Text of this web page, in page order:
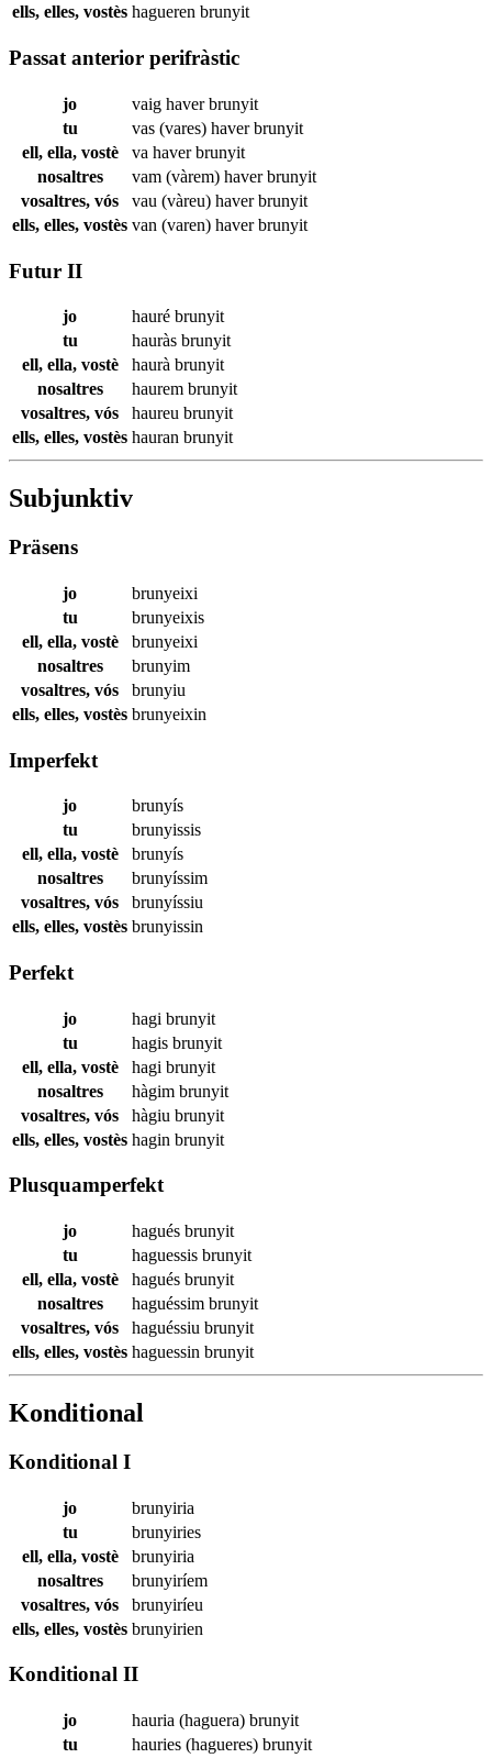
ells, elles, vostès hagueren brunyit
Passat anterior perifràstic
jo vaig haverbrunyit
tu
vas (vares) haverbrunyit
ell, ella, vostè
va haverbrunyit
nosaltres
vam (vàrem) haverbrunyit
vosaltres, vós
vau (vàreu) haverbrunyit
ells, elles, vostès van (varen) haverbrunyit
Futur II
jo hauré brunyit
tu
hauràs brunyit
ell, ella, vostè
haurà brunyit
nosaltres
haurem brunyit
vosaltres, vós
haureu brunyit
ells, elles, vostès hauran brunyit
Subjunktiv
Präsens
jo
brunyeixi
tu
brunyeixis
ell, ella, vostè
brunyeixi
nosaltres
brunyim
vosaltres, vós
brunyiu
ells, elles, vostès brunyeixin
Imperfekt
jo
brunyís
tu
brunyissis
ell, ella, vostè
brunyís
nosaltres
brunyíssim
vosaltres, vós
brunyíssiu
ells, elles, vostès brunyissin
Perfekt
jo hagi brunyit
tu
hagis brunyit
ell, ella, vostè
hagi brunyit
nosaltres
hàgim brunyit
vosaltres, vós
hàgiu brunyit
ells, elles, vostès hagin brunyit
Plusquamperfekt
jo hagués brunyit
tu
haguessis brunyit
ell, ella, vostè
hagués brunyit
nosaltres
haguéssim brunyit
vosaltres, vós
haguéssiu brunyit
ells, elles, vostès haguessin brunyit
Konditional
Konditional I
jo
brunyiria
tu
brunyiries
ell, ella, vostè
brunyiria
nosaltres
brunyiríem
vosaltres, vós
brunyiríeu
ells, elles, vostès brunyirien
Konditional II
jo hauria (haguera) brunyit
tu
hauries (hagueres) brunyit